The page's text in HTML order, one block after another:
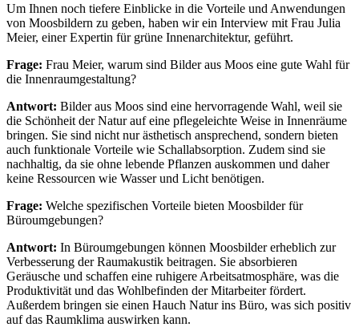
Um Ihnen noch tiefere Einblicke in die Vorteile und Anwendungen
von Moosbildern zu geben, haben wir ein Interview mit Frau Julia
Meier, einer Expertin für grüne Innenarchitektur, geführt.
Frage: Frau Meier, warum sind Bilder aus Moos eine gute Wahl für
die Innenraumgestaltung?
Antwort: Bilder aus Moos sind eine hervorragende Wahl, weil sie
die Schönheit der Natur auf eine pflegeleichte Weise in Innenräume
bringen. Sie sind nicht nur ästhetisch ansprechend, sondern bieten
auch funktionale Vorteile wie Schallabsorption. Zudem sind sie
nachhaltig, da sie ohne lebende Pflanzen auskommen und daher
keine Ressourcen wie Wasser und Licht benötigen.
Frage: Welche spezifischen Vorteile bieten Moosbilder für
Büroumgebungen?
Antwort: In Büroumgebungen können Moosbilder erheblich zur
Verbesserung der Raumakustik beitragen. Sie absorbieren
Geräusche und schaffen eine ruhigere Arbeitsatmosphäre, was die
Produktivität und das Wohlbefinden der Mitarbeiter fördert.
Außerdem bringen sie einen Hauch Natur ins Büro, was sich positiv
auf das Raumklima auswirken kann.